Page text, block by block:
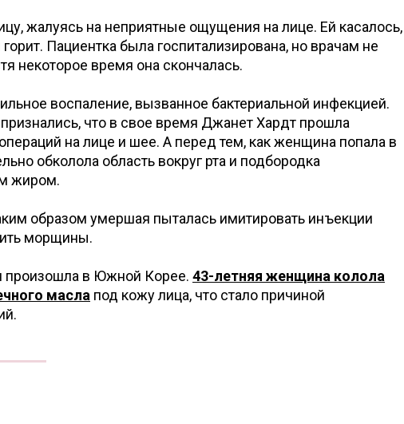
жалуясь на неприятные ощущения на лице. Ей касалось,
Пациентка была госпитализирована, но врачам не
некоторое время она скончалась.
воспаление, вызванное бактериальной инфекцией.
что в свое время Джанет Хардт прошла
на лице и шее. А перед тем, как женщина попала в
обколола область вокруг рта и подбородка
жиром.
образом умершая пыталась имитировать инъекции
морщины.
произошла в Южной Корее. 43-летняя женщина колола
масла под кожу лица, что стало причиной